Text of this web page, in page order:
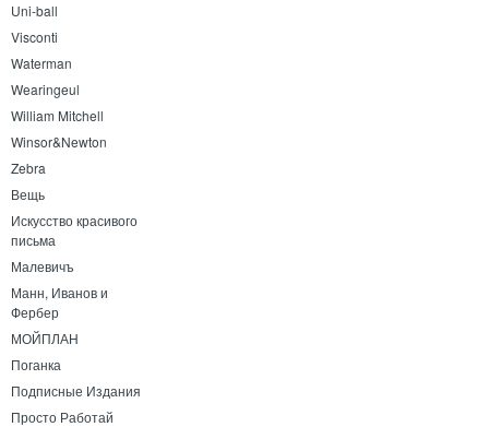
Uni-ball
Visconti
Waterman
Wearingeul
William Mitchell
Winsor&Newton
Zebra
Вещь
Искусство красивого
письма
Малевичъ
Манн, Иванов и
Фербер
МОЙПЛАН
Поганка
Подписные Издания
Просто Работай